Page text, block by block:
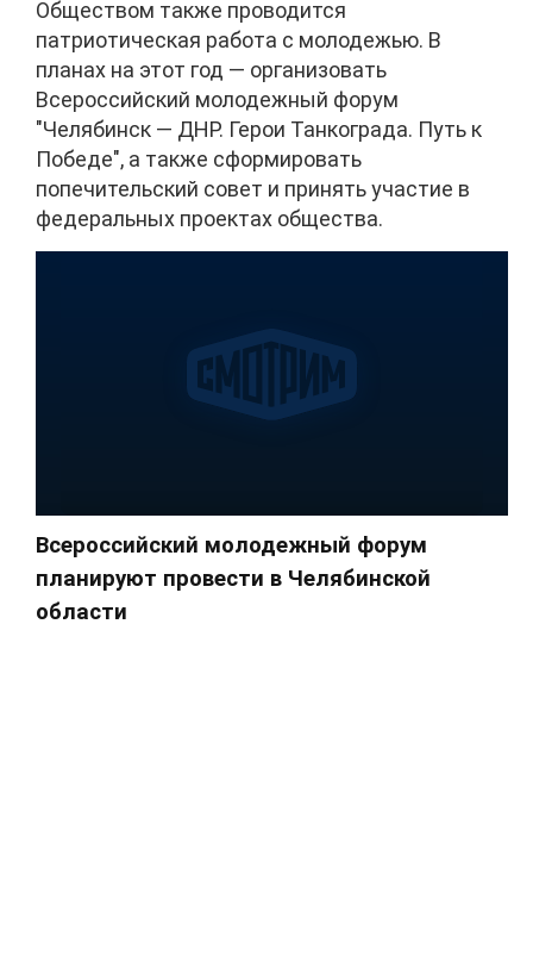
Обществом также проводится
патриотическая работа с молодежью. В
планах на этот год — организовать
Всероссийский молодежный форум
"Челябинск — ДНР. Герои Танкограда. Путь к
Победе", а также сформировать
попечительский совет и принять участие в
федеральных проектах общества.
Всероссийский молодежный форум
планируют провести в Челябинской
области